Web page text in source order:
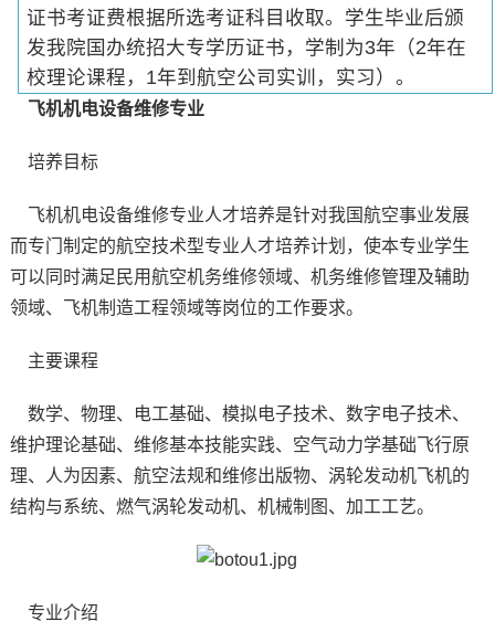
证书考证费根据所选考证科目收取。学生毕业后颁
发我院国办统招大专学历证书，学制为3年（2年在
校理论课程，1年到航空公司实训，实习）。
飞机机电设备维修专业
培养目标
飞机机电设备维修专业人才培养是针对我国航空事业发展
而专门制定的航空技术型专业人才培养计划，使本专业学生
可以同时满足民用航空机务维修领域、机务维修管理及辅助
领域、飞机制造工程领域等岗位的工作要求。
主要课程
数学、物理、电工基础、模拟电子技术、数字电子技术、
维护理论基础、维修基本技能实践、空气动力学基础飞行原
理、人为因素、航空法规和维修出版物、涡轮发动机飞机的
结构与系统、燃气涡轮发动机、机械制图、加工工艺。
专业介绍